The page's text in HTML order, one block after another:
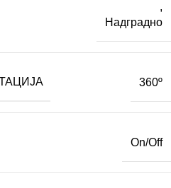
,
Надградно
360º
On/Off